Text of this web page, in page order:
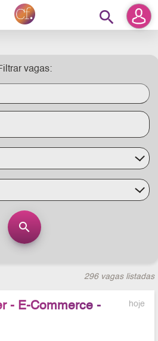
search
vagas:
search
296 vagas listadas
hoje
- E-Commerce -